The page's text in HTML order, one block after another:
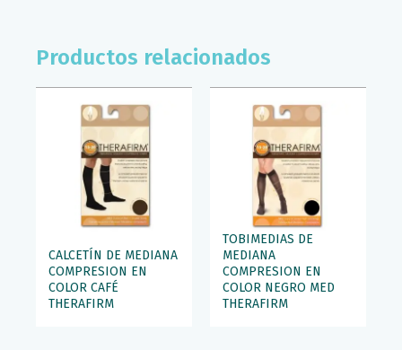
Productos relacionados
CALCETÍN DE MEDIANA
COMPRESION EN
COLOR CAFÉ
THERAFIRM
TOBIMEDIAS DE
MEDIANA
COMPRESION EN
COLOR NEGRO MED
THERAFIRM